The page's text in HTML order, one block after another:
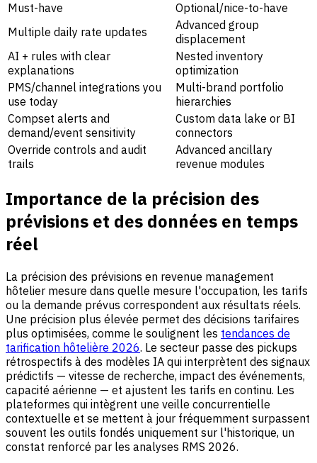
Must-have
Optional/nice-to-have
Multiple daily rate updates
Advanced group
displacement
AI + rules with clear
explanations
Nested inventory
optimization
PMS/channel integrations you
use today
Multi-brand portfolio
hierarchies
Compset alerts and
demand/event sensitivity
Custom data lake or BI
connectors
Override controls and audit
trails
Advanced ancillary
revenue modules
Importance de la précision des
prévisions et des données en temps
réel
La précision des prévisions en revenue management
hôtelier mesure dans quelle mesure l'occupation, les tarifs
ou la demande prévus correspondent aux résultats réels.
Une précision plus élevée permet des décisions tarifaires
plus optimisées, comme le soulignent les tendances de
tarification hôtelière 2026. Le secteur passe des pickups
rétrospectifs à des modèles IA qui interprètent des signaux
prédictifs — vitesse de recherche, impact des événements,
capacité aérienne — et ajustent les tarifs en continu. Les
plateformes qui intègrent une veille concurrentielle
contextuelle et se mettent à jour fréquemment surpassent
souvent les outils fondés uniquement sur l'historique, un
constat renforcé par les analyses RMS 2026.